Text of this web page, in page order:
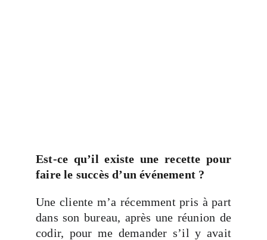
Est-ce qu’il existe une recette pour
faire le succès d’un événement ?
Une cliente m’a récemment pris à part
dans son bureau, après une réunion de
codir, pour me demander s’il y avait